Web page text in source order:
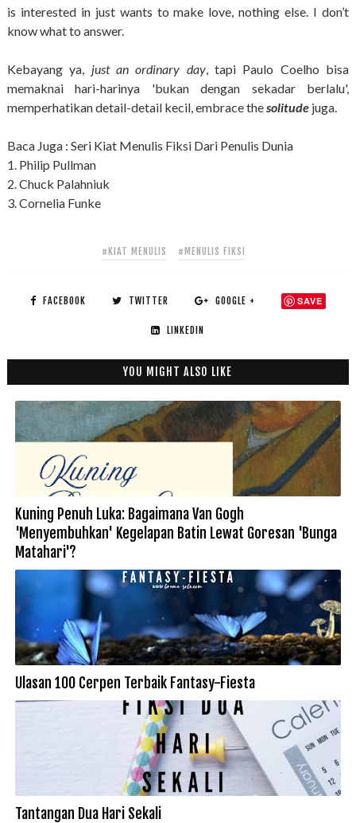
is interested in just wants to make love, nothing else. I don’t
know what to answer.
Kebayang ya, just an ordinary day, tapi Paulo Coelho bisa
memaknai hari-harinya 'bukan dengan sekadar berlalu',
memperhatikan detail-detail kecil, embrace thesolitudejuga.
Baca Juga : Seri Kiat Menulis Fiksi Dari Penulis Dunia
1. Philip Pullman
2. Chuck Palahniuk
3. Cornelia Funke
#KIAT MENULIS #MENULIS FIKSI
FACEBOOK TWITTER GOOGLE + SAVE
LINKEDIN
YOU MIGHT ALSO LIKE
Kuning Penuh Luka: Bagaimana Van Gogh
'Menyembuhkan' Kegelapan Batin Lewat Goresan 'Bunga
Matahari'?
Ulasan 100 Cerpen Terbaik Fantasy-Fiesta
Tantangan Dua Hari Sekali